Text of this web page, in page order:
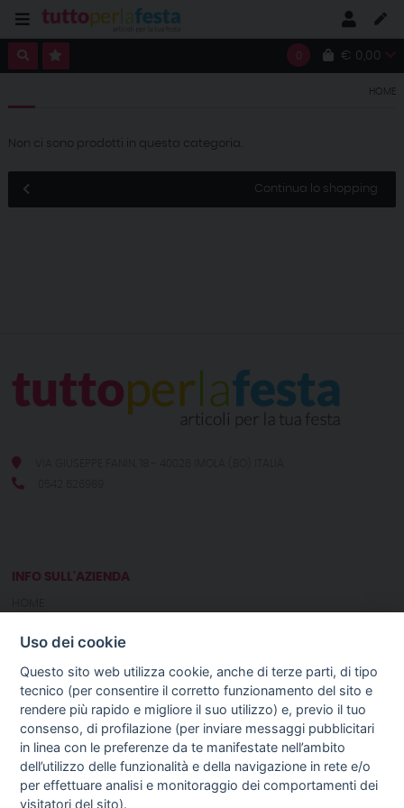
0 € 0,00
HOME
Non ci sono prodotti in questa categoria.
Continua lo shopping
INFO SULL'AZIENDA
NOTIZIE
GUIDA AGLI ACQUISTI
PROCEDURA DI ACQUISTO
DIRITTO DI RECESSO
SPEDIZIONI E COSTI
Uso dei cookie
Questo sito web utilizza cookie, anche di terze parti, di tipo
tecnico (per consentire il corretto funzionamento del sito e
rendere più rapido e migliore il suo utilizzo) e, previo il tuo
consenso, di profilazione (per inviare messaggi pubblicitari
in linea con le preferenze da te manifestate nell’ambito
dell’utilizzo delle funzionalità e della navigazione in rete e/o
per effettuare analisi e monitoraggio dei comportamenti dei
visitatori del sito).